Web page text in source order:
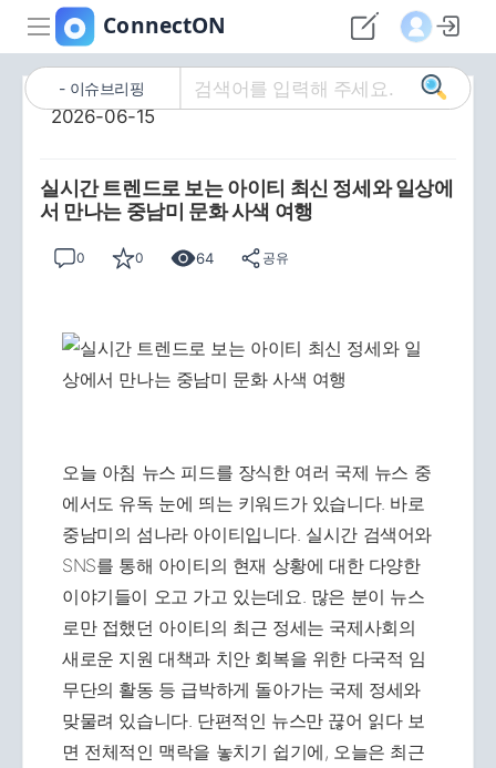
이슈브리핑
2026-06-15
실시간 트렌드로 보는 아이티 최신 정세와 일상에
서 만나는 중남미 문화 사색 여행
0 0 64 공유
오늘 아침 뉴스 피드를 장식한 여러 국제 뉴스 중
에서도 유독 눈에 띄는 키워드가 있습니다. 바로
중남미의 섬나라 아이티입니다. 실시간 검색어와
SNS를 통해 아이티의 현재 상황에 대한 다양한
이야기들이 오고 가고 있는데요. 많은 분이 뉴스
로만 접했던 아이티의 최근 정세는 국제사회의
새로운 지원 대책과 치안 회복을 위한 다국적 임
무단의 활동 등 급박하게 돌아가는 국제 정세와
맞물려 있습니다. 단편적인 뉴스만 끊어 읽다 보
면 전체적인 맥락을 놓치기 쉽기에, 오늘은 최근